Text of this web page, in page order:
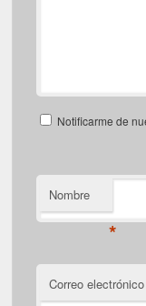
Notificarme de
Nombre
*
Correo electrónico